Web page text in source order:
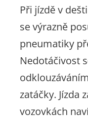
Při jízdě v
se výrazně
pneumatiky
Nedotáčivost
zatáčky. Jízda
vozovkách